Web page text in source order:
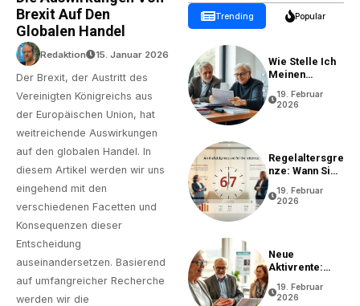
Brexit Auf Den
Globalen Handel
Redaktion 15. Januar 2026
Der Brexit, der Austritt des
Vereinigten Königreichs aus
der Europäischen Union, hat
weitreichende Auswirkungen
auf den globalen Handel. In
diesem Artikel werden wir uns
eingehend mit den
verschiedenen Facetten und
Konsequenzen dieser
Entscheidung
auseinandersetzen. Basierend
auf umfangreicher Recherche
werden wir die
Trending Popular
Wie Stelle Ich
Meinen
19. Februar
2026
Regelaltersgre
Nze: Wann Sie
Können
19. Februar
2026
Neue
Aktivrente:
Bedingungen
19. Februar
2026